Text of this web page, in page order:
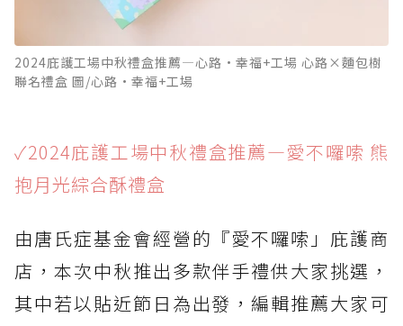
2024庇護工場中秋禮盒推薦—心路•幸福+工場 心路×麵包樹
聯名禮盒 圖/心路•幸福+工場
✓2024庇護工場中秋禮盒推薦—愛不囉嗦 熊
抱月光綜合酥禮盒
由唐氏症基金會經營的『愛不囉嗦」庇護商
店，本次中秋推出多款伴手禮供大家挑選，
其中若以貼近節日為出發，編輯推薦大家可